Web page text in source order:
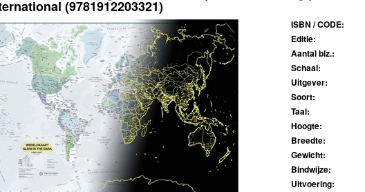
(9781912203321)
ISBN / CODE:
Editie:
Aantal blz.:
Schaal:
Uitgever:
Soort:
Taal:
Hoogte:
Breedte:
Gewicht:
Bindwijze:
Uitvoering: